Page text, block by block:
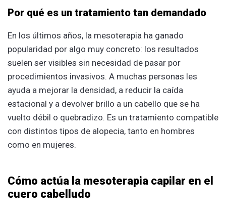
Por qué es un tratamiento tan demandado
En los últimos años, la mesoterapia ha ganado
popularidad por algo muy concreto: los resultados
suelen ser visibles sin necesidad de pasar por
procedimientos invasivos. A muchas personas les
ayuda a mejorar la densidad, a reducir la caída
estacional y a devolver brillo a un cabello que se ha
vuelto débil o quebradizo. Es un tratamiento compatible
con distintos tipos de alopecia, tanto en hombres
como en mujeres.
Cómo actúa la mesoterapia capilar en el
cuero cabelludo